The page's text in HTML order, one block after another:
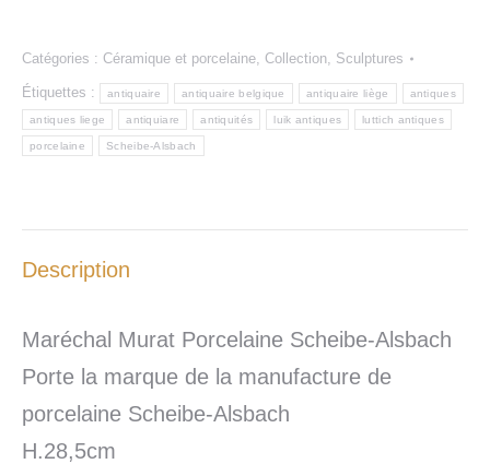
Catégories : Céramique et porcelaine, Collection, Sculptures
Étiquettes : antiquaire antiquaire belgique antiquaire liège antiques
antiques liege antiquiare antiquités luik antiques luttich antiques
porcelaine Scheibe-Alsbach
Description
Maréchal Murat Porcelaine Scheibe-Alsbach
Porte la marque de la manufacture de
porcelaine Scheibe-Alsbach
H.28,5cm